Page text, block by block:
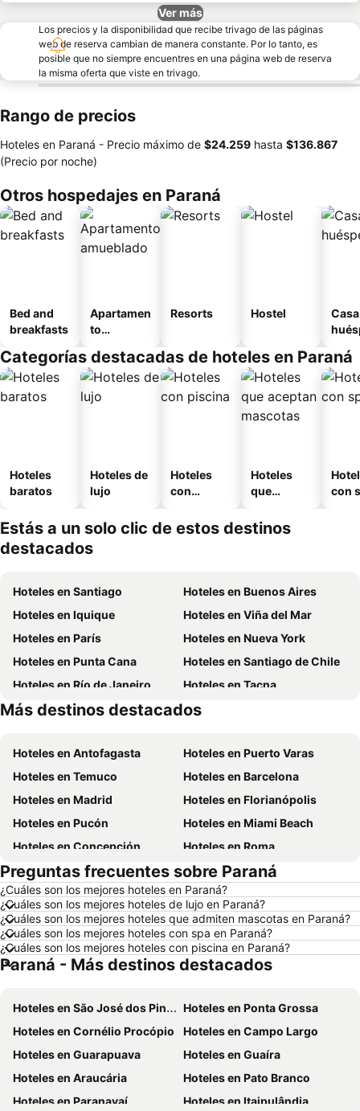
Ver más
Los precios y la disponibilidad que recibe trivago de las páginas
web de reserva cambian de manera constante. Por lo tanto, es
posible que no siempre encuentres en una página web de reserva
la misma oferta que viste en trivago.
Rango de precios
Hoteles en Paraná - Precio máximo de ‎$24.259 hasta ‎$136.867
(Precio por noche)
Otros hospedajes en Paraná
Bed and
breakfasts
Apartamen
to
o
Resorts Hostel
Categorías destacadas de hoteles en Paraná
Hoteles
baratos
Hoteles de
lujo
Hoteles
con
Hoteles
que
mascotas
con
Estás a un solo clic de estos destinos
destacados
Hoteles en Santiago
Hoteles en Buenos Aires
Hoteles en Iquique
Hoteles en Viña del Mar
Hoteles en París
Hoteles en Nueva York
Hoteles en Punta Cana
Hoteles en Santiago de Chile
Hoteles en Río de Janeiro
Hoteles en Tacna
Hoteles en Aruba
Hoteles en Curazao
Más destinos destacados
Hoteles en Antofagasta
Hoteles en Puerto Varas
Hoteles en Temuco
Hoteles en Barcelona
Hoteles en Madrid
Hoteles en Florianópolis
Hoteles en Pucón
Hoteles en Miami Beach
Hoteles en Concepción
Hoteles en Roma
Hoteles en La Serena
Hoteles en Puerto Montt
Hoteles en Lima
Hoteles en Valdivia
Hoteles en San Andrés
Hoteles en Búzios
Hoteles en Chillán
Hoteles en Arica
Hoteles en Brasil
Hoteles en Chile
Hoteles en Isla de Pascua
Hoteles en Asunción
Hoteles en Cerdeña
Hoteles en Curicó
Hoteles en Provincia de Osorno
Hoteles en Jamaica
Hoteles en Lacio
Hoteles en Puerto Plata
Hoteles en Región de Arica y Parinacota
Hoteles en Costa Rica
Preguntas frecuentes sobre Paraná
¿Cuáles son los mejores hoteles en Paraná?
¿Cuáles son los mejores hoteles de lujo en Paraná?
¿Cuáles son los mejores hoteles que admiten mascotas en Paraná?
¿Cuáles son los mejores hoteles con spa en Paraná?
¿Cuáles son los mejores hoteles con piscina en Paraná?
Paraná - Más destinos destacados
Hoteles en São José dos Pinhais
Hoteles en Ponta Grossa
Hoteles en Cornélio Procópio
Hoteles en Campo Largo
Hoteles en Guarapuava
Hoteles en Guaíra
Hoteles en Araucária
Hoteles en Pato Branco
Hoteles en Paranavaí
Hoteles en Itaipulândia